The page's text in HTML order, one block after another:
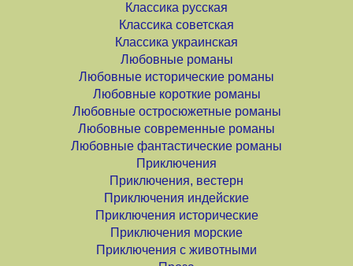
Классика русская
Классика советская
Классика украинская
Любовные романы
Любовные исторические романы
Любовные короткие романы
Любовные остросюжетные романы
Любовные современные романы
Любовные фантастические романы
Приключения
Приключения, вестерн
Приключения индейские
Приключения исторические
Приключения морские
Приключения с животными